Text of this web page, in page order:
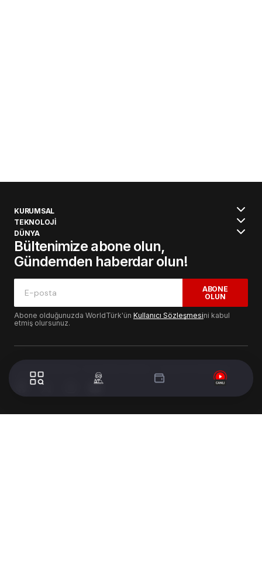
KURUMSAL
TEKNOLOJİ
DÜNYA
Bültenimize abone olun,
Gündemden haberdar olun!
ABONE
OLUN
Abone olduğunuzda WorldTürk'ün Kullanıcı Sözleşmesini kabul
etmiş olursunuz.
© 2024 WorldTurk. Tüm Hakları Saklıdır. - Tasarım & Geliştirme :
Volion's